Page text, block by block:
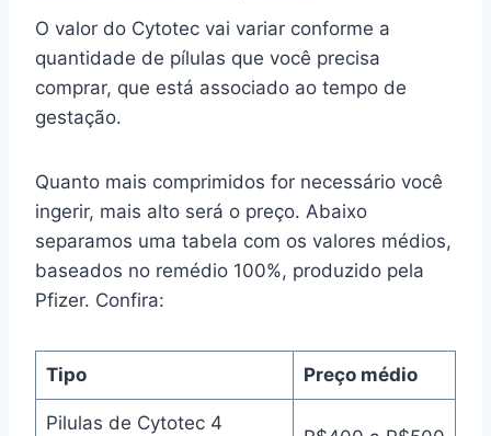
O valor do Cytotec vai variar conforme a
quantidade de pílulas que você precisa
comprar, que está associado ao tempo de
gestação.
Quanto mais comprimidos for necessário você
ingerir, mais alto será o preço. Abaixo
separamos uma tabela com os valores médios,
baseados no remédio 100%, produzido pela
Pfizer. Confira:
Tipo Preço médio
Pilulas de Cytotec 4